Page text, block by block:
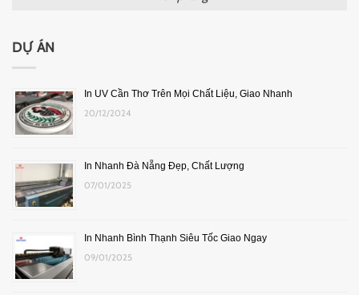
DỰ ÁN
In UV Cần Thơ Trên Mọi Chất Liệu, Giao Nhanh
20/12/2024
In Nhanh Đà Nẵng Đẹp, Chất Lượng
07/01/2025
In Nhanh Bình Thạnh Siêu Tốc Giao Ngay
09/01/2025